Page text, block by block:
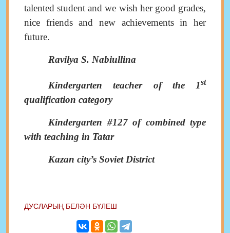
talented student and we wish her good grades,
nice friends and new achievements in her
future.
Ravilya S. Nabiullina
Kindergarten teacher of the 1st
qualification category
Kindergarten #127 of combined type
with teaching in Tatar
Kazan city’s Soviet District
ДУСЛАРЫҢ БЕЛӘН БҮЛЕШ